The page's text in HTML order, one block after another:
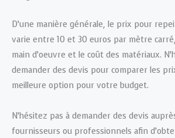
D’une manière générale, le prix pour
varie entre 10 et 30 euros par mètre
main d’oeuvre et le coût des matériaux.
demander des devis pour comparer les
meilleure option pour votre budget.
N’hésitez pas à demander des devis
fournisseurs ou professionnels afin